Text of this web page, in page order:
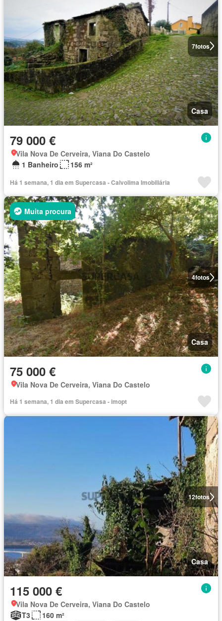
7fotos
Casa
79 000 €
Vila Nova De Cerveira, Viana Do Castelo
1 Banheiro
156 m²
Há 1 semana, 1 dia em Supercasa - Calvolima Imobiliária
4fotos
Muita procura
Casa
75 000 €
Vila Nova De Cerveira, Viana Do Castelo
Há 1 semana, 1 dia em Supercasa - imopt
12fotos
Casa
115 000 €
Vila Nova De Cerveira, Viana Do Castelo
T3
160 m²